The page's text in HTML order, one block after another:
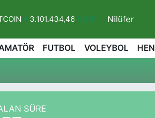
3.101.434,46 %0.87
DOLAR
47,7436 %0.18
ALTIN
6648.99 %2.59
BİST100
Nilüfer
FUTBOL VOLEYBOL
SÜRE